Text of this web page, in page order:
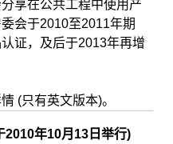
享在公共工程中使用产
会于2010至2011年期
证，及后于2013年再增
(只有英文版本)。
2010年10月13日举行)